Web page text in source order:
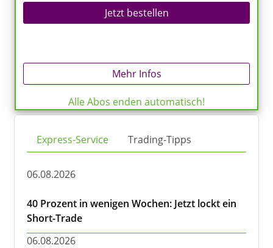
Jetzt bestellen
Mehr Infos
Alle Abos enden automatisch!
Express-Service Trading-Tipps
06.08.2026
40 Prozent in wenigen Wochen: Jetzt lockt ein
Short-Trade
06.08.2026